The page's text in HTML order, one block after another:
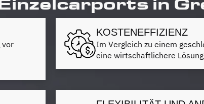
vor
KOSTENEFFIZIENZ
Im Vergleich zu einem
eine wirtschaftlichere